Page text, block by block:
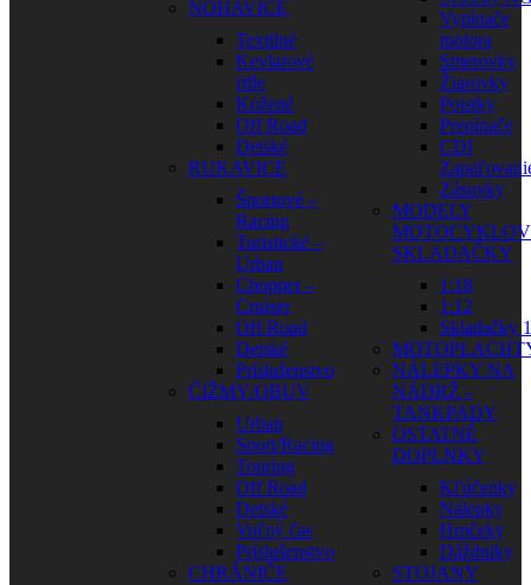
NOHAVICE
Textilné
Kevlarové
rifle
Kožené
Off Road
Detské
RUKAVICE
Športové –
Racing
Turistické –
Urban
Chopper –
Cruiser
Off Road
Detské
Príslušenstvo
ČIŽMY/OBUV
Urban
Sport/Racing
Touring
Off Road
Detské
Voľný čas
Príslušenstvo
CHRÁNIČE
Vypínače
motora
Smerovky
Žiarovky
Poistky
Prepínače
CDI
Zásuvky
MODELY
SKLADAČKY
1:18
1:12
Skladačky
NÁLEPKY NA
NÁDRŽ –
TANKPADY
OSTATNÉ
DOPLNKY
Kľúčenky
Nálepky
Hrnčeky
Dáždniky
STOJANY